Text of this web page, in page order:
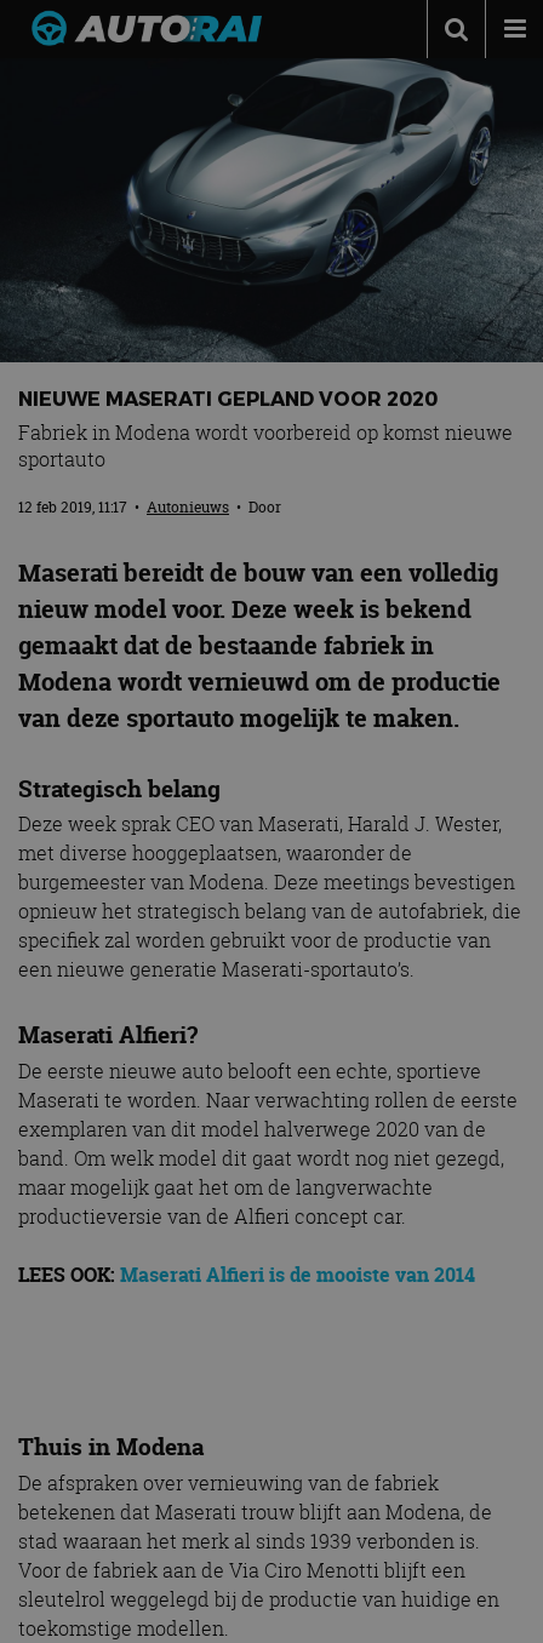
Automerken
Contact
MotorRAI.nl
NIEUWE MASERATI GEPLAND VOOR 2020
Fabriek in Modena wordt voorbereid op komst nieuwe
sportauto
12 feb 2019, 11:17 • Autonieuws • Door
Maserati bereidt de bouw van een volledig
nieuw model voor. Deze week is bekend
gemaakt dat de bestaande fabriek in
Modena wordt vernieuwd om de productie
van deze sportauto mogelijk te maken.
Strategisch belang
Deze week sprak CEO van Maserati, Harald J. Wester,
met diverse hooggeplaatsen, waaronder de
burgemeester van Modena. Deze meetings bevestigen
opnieuw het strategisch belang van de autofabriek, die
specifiek zal worden gebruikt voor de productie van
een nieuwe generatie Maserati-sportauto’s.
Maserati Alfieri?
De eerste nieuwe auto belooft een echte, sportieve
Maserati te worden. Naar verwachting rollen de eerste
exemplaren van dit model halverwege 2020 van de
band. Om welk model dit gaat wordt nog niet gezegd,
maar mogelijk gaat het om de langverwachte
productieversie van de Alfieri concept car.
LEES OOK: Maserati Alfieri is de mooiste van 2014
Thuis in Modena
De afspraken over vernieuwing van de fabriek
betekenen dat Maserati trouw blijft aan Modena, de
stad waaraan het merk al sinds 1939 verbonden is.
Voor de fabriek aan de Via Ciro Menotti blijft een
sleutelrol weggelegd bij de productie van huidige en
toekomstige modellen.